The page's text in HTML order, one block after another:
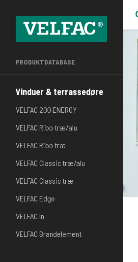
PRODUKTDATABASE
Vinduer & terrassedøre
VELFAC 200 ENERGY
VELFAC Ribo træ/alu
VELFAC Ribo træ
VELFAC Classic træ/alu
VELFAC Classic træ
VELFAC Edge
VELFAC In
VELFAC Brandelement